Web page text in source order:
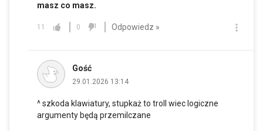
masz co masz.
11 0 Odpowiedz »
Gość
29.01.2026 13:14
^ szkoda klawiatury, stupkaż to troll wiec logiczne
argumenty będą przemilczane